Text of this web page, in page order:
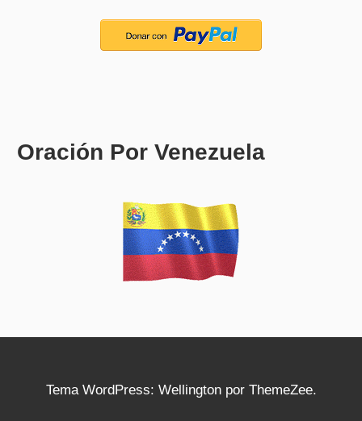
Oración Por Venezuela
Tema WordPress: Wellington por ThemeZee.